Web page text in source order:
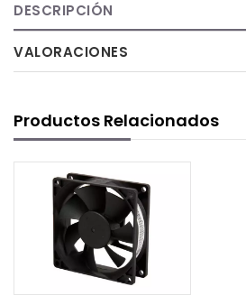
DESCRIPCIÓN
VALORACIONES
Productos Relacionados